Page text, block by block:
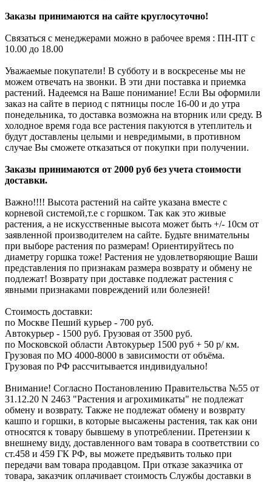
Заказы принимаются на сайте круглосуточно!
Связаться с менеджерами можно в рабочее время : ПН-ПТ с
10.00 до 18.00
Уважаемые покупатели! В субботу и в воскресенье мы не
можем отвечать на звонки. В эти дни поставка и приемка
растений. Надеемся на Ваше понимание! Если Вы оформили
заказ на сайте в период с пятницы после 16-00 и до утра
понедельника, то доставка возможна на вторник или среду. В
холодное время года все растения пакуются в утеплитель и
будут доставлены целыми и невредимыми, в противном
случае Вы сможете отказаться от покупки при получении.
Заказы принимаются от 2000 руб без учета стоимости
доставки.
Важно!!!! Высота растений на сайте указана вместе с
корневой системой,т.е с горшком. Так как это живые
растения, а не искусственные высота может быть +/- 10см от
заявленной производителем на сайте. Будьте внимательны
при выборе растения по размерам! Ориентируйтесь по
диаметру горшка тоже! Растения не удовлетворяющие Ваши
представления по признакам размера возврату и обмену не
подлежат! Возврату при доставке подлежат растения с
явными признаками повреждений или болезней!
Стоимость доставки:
по Москве Пеший курьер - 700 руб.
Автокурьер - 1500 руб. Грузовая от 3500 руб.
по Московской области Автокурьер 1500 руб + 50 р/ км.
Грузовая по МО 4000-8000 в зависимости от объёма.
Грузовая по РФ рассчитывается индивидуально!
Внимание! Согласно Постановлению Правительства №55 от
31.12.20 N 2463 "Растения и агрохимикаты" не подлежат
обмену и возврату. Также не подлежат обмену и возврату
кашпо и горшки, в которые высажены растения, так как они
относятся к товару бывшему в употреблении. Претензии к
внешнему виду, доставленного вам товара в соответствии со
ст.458 и 459 ГК РФ, вы можете предъявить только при
передачи вам товара продавцом. При отказе заказчика от
товара, заказчик оплачивает стоимость Службы доставки в